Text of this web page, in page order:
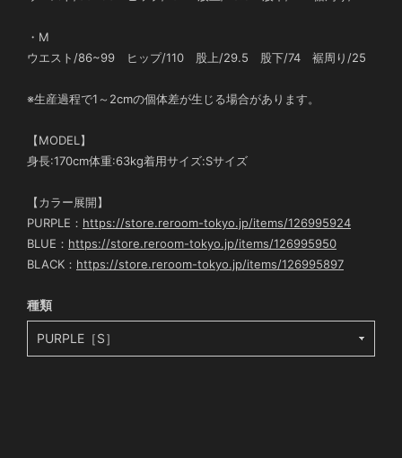
・M
ウエスト/86~99 ヒップ/110 股上/29.5 股下/74 裾周り/25
※生産過程で1～2cmの個体差が生じる場合があります。
【MODEL】
身長:170cm体重:63kg着用サイズ:Sサイズ
【カラー展開】
PURPLE： https://store.reroom-tokyo.jp/items/126995924
BLUE： https://store.reroom-tokyo.jp/items/126995950
BLACK： https://store.reroom-tokyo.jp/items/126995897
種類